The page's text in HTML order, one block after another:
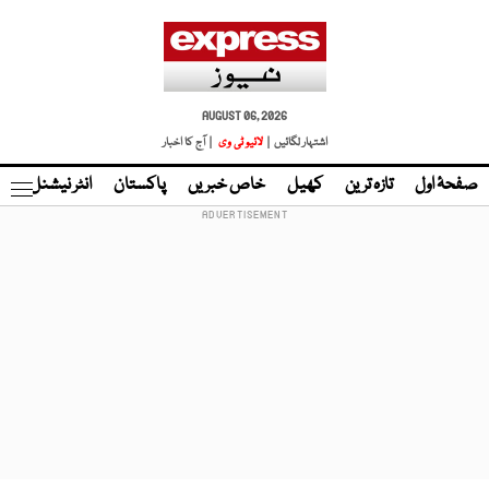
AUGUST 06, 2026
اشتہار لگائیں |
لائیو ٹی وی | آج کا اخبار
صفحۂ اول تازہ ترین کھیل خاص خبریں پاکستان انٹر نیشنل